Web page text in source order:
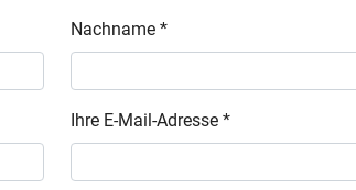
Nachname *
Ihre E-Mail-Adresse *